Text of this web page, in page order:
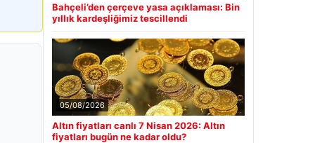
Bahçeli’den çerçeve yasa açıklaması: Bin
yıllık kardeşliğimiz tescillendi
05/08/2026
Altın fiyatları canlı 7 Nisan 2026: Altın
fiyatları bugün ne kadar oldu?